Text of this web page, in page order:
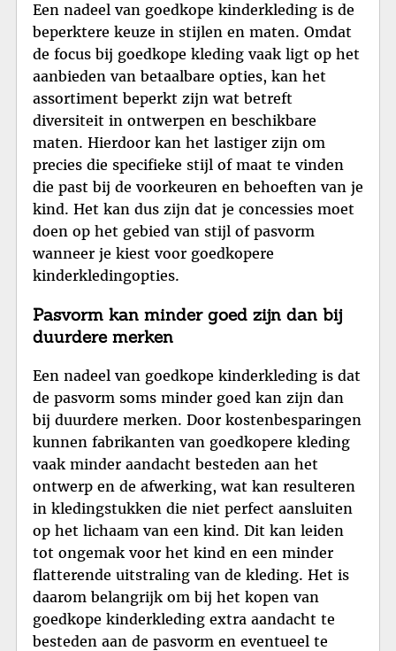
Een nadeel van goedkope kinderkleding is de
beperktere keuze in stijlen en maten. Omdat
de focus bij goedkope kleding vaak ligt op het
aanbieden van betaalbare opties, kan het
assortiment beperkt zijn wat betreft
diversiteit in ontwerpen en beschikbare
maten. Hierdoor kan het lastiger zijn om
precies die specifieke stijl of maat te vinden
die past bij de voorkeuren en behoeften van je
kind. Het kan dus zijn dat je concessies moet
doen op het gebied van stijl of pasvorm
wanneer je kiest voor goedkopere
kinderkledingopties.
Pasvorm kan minder goed zijn dan bij
duurdere merken
Een nadeel van goedkope kinderkleding is dat
de pasvorm soms minder goed kan zijn dan
bij duurdere merken. Door kostenbesparingen
kunnen fabrikanten van goedkopere kleding
vaak minder aandacht besteden aan het
ontwerp en de afwerking, wat kan resulteren
in kledingstukken die niet perfect aansluiten
op het lichaam van een kind. Dit kan leiden
tot ongemak voor het kind en een minder
flatterende uitstraling van de kleding. Het is
daarom belangrijk om bij het kopen van
goedkope kinderkleding extra aandacht te
besteden aan de pasvorm en eventueel te